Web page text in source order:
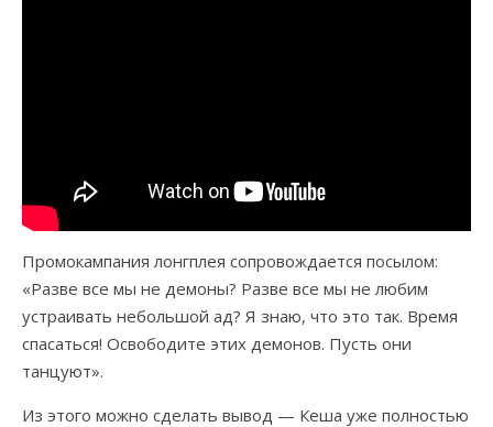
Промокампания лонгплея сопровождается посылом:
«Разве все мы не демоны? Разве все мы не любим
устраивать небольшой ад? Я знаю, что это так. Время
спасаться! Освободите этих демонов. Пусть они
танцуют».
Из этого можно сделать вывод — Кеша уже полностью